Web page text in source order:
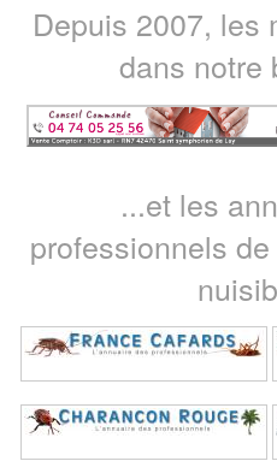
Depuis 2007, les
dans notre
...et les
professionnels